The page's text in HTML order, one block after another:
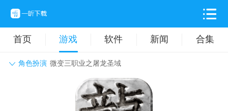
首页 游戏 软件 新闻 合集
角色扮演 微变三职业之屠龙圣域
动作格斗 休闲益智
卡牌对战 音乐舞蹈